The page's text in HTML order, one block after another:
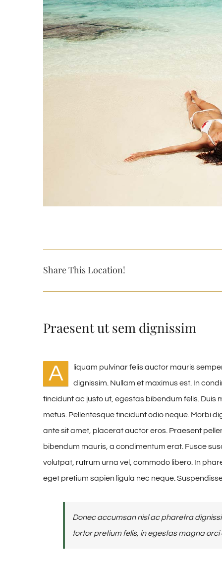
Share This Location!
Praesent ut sem dignissim
A
liquam pulvinar felis auctor mauris
dignissim. Nullam et maximus est. In
tincidunt ac justo ut, egestas bibendum felis.
metus. Pellentesque tincidunt odio neque. Morbi
ante sit amet, placerat auctor eros. Praesent
bibendum mauris, a condimentum erat. Fusce
volutpat, rutrum urna vel, commodo libero. In
eget pretium sapien ligula nec neque.
Donec accumsan nisl ac pharetra
tortor pretium felis, in egestas magna orci